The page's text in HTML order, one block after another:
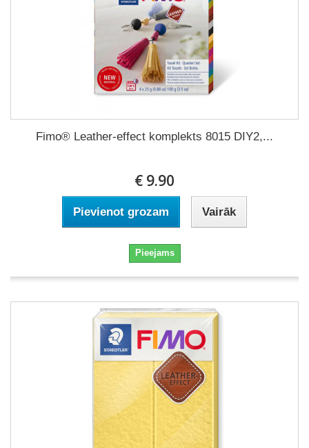
Fimo® Leather-effect komplekts 8015 DIY2,...
€ 9.90
Pievienot grozam Vairāk
Pieejams